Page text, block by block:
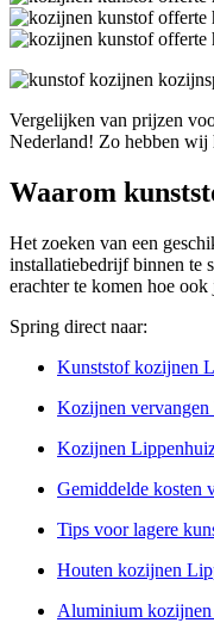
Vergelijken van prijzen
Nederland! Zo hebben wij
Waarom
Het zoeken van een
installatiebedrijf binnen te
erachter te komen hoe
Spring direct naar:
Kunststof kozijnen
Kozijnen vervangen
Kozijnen
Gemiddelde kosten
Tips voor lagere
Houten kozijnen
Aluminium kozijnen